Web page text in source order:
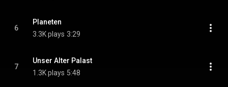
6
Planeten
3.3K plays 3:29
7
Unser Alter Palast
1.3K plays 5:48